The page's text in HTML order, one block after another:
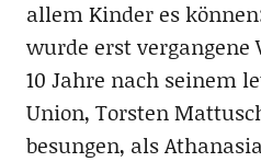
allem Kinder es
wurde erst vergangene
10 Jahre nach seinem
Union, Torsten
besungen, als